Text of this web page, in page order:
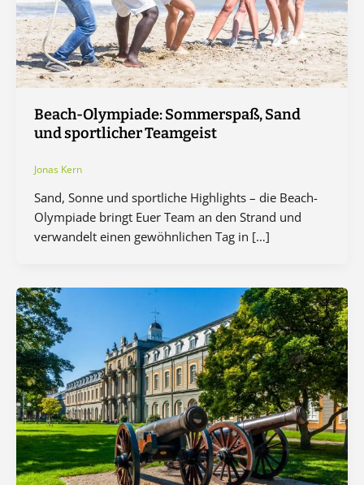
Beach-Olympiade: Sommerspaß, Sand
und sportlicher Teamgeist
Jonas Kern
Sand, Sonne und sportliche Highlights – die Beach-
Olympiade bringt Euer Team an den Strand und
verwandelt einen gewöhnlichen Tag in […]